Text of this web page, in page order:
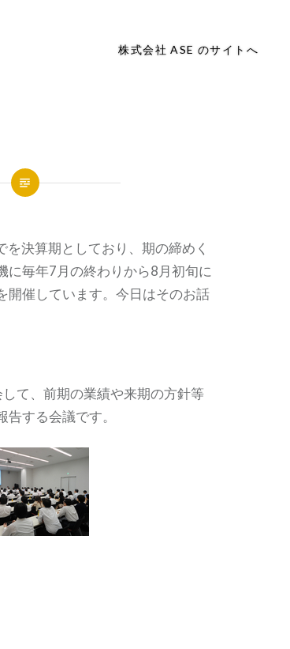
株式会社 ASE のサイトへ
を決算期としており、期の締めく
に毎年7月の終わりから8月初旬に
開催しています。今日はそのお話
て、前期の業績や来期の方針等
告する会議です。